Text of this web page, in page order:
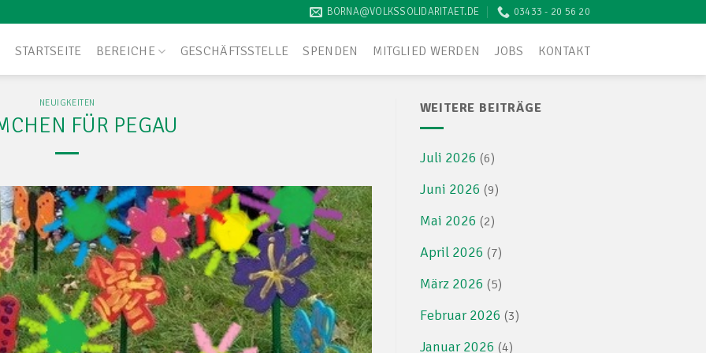
BORNA@VOLKSSOLIDARITAET.DE 03433 - 20 56 20
STARTSEITE BEREICHE GESCHÄFTSSTELLE SPENDEN MITGLIED WERDEN JOBS KONTAKT
NEUIGKEITEN
FÜR PEGAU
WEITERE BEITRÄGE
Juli 2026 (6)
Juni 2026 (9)
Mai 2026 (2)
April 2026 (7)
März 2026 (5)
Februar 2026 (3)
Januar 2026 (4)